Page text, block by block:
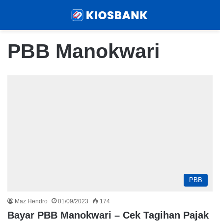
PBB Manokwari
PBB
Maz Hendro 01/09/2023 174
Bayar PBB Manokwari – Cek Tagihan Pajak